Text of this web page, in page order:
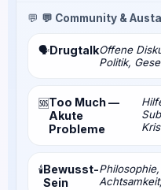
💬 💬 Community &
🗣️DrugtalkOffene
Politik,
🆘Too Much —
Akute
Probleme
🕯️Bewusst-
Sein